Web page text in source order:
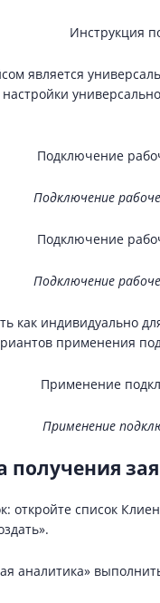
является
Подключение
Подключение
как индивидуально
применения
Применение
получения
откройте список
аналитика»